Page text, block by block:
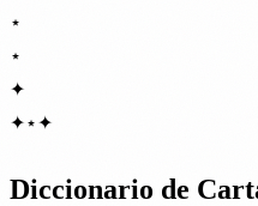
⋆
⋆
✦
✦⋆✦
Diccionario de